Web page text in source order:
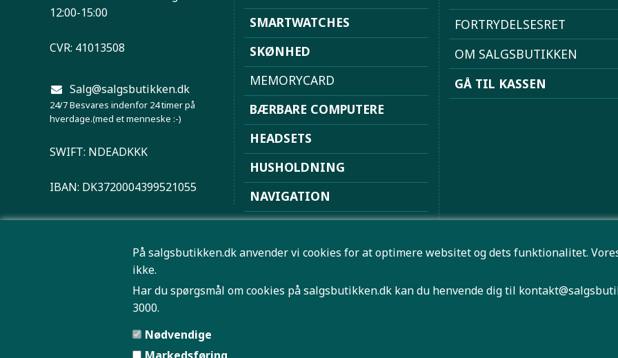
På salgsbutikken.dk anvender vi cookies for at optimere websitet og dets funktionalitet.
ikke.
Har du spørgsmål om cookies på salgsbutikken.dk kan du henvende dig til
3000.
Nødvendige
Markedsføring
12:00-15:00
CVR: 41013508
Salg@salgsbutikken.dk
24/7 Besvares indenfor 24 timer på
hverdage.(med et menneske :-)
SWIFT: NDEADKKK
IBAN: DK3720004399521055
SMARTWATCHES
SKØNHED
MEMORYCARD
BÆRBARE COMPUTERE
HEADSETS
HUSHOLDNING
NAVIGATION
PLAYSTATION
ROBOTSTØVSUGERE
SPORT OG FRITID
FORTRYDELSESRET
OM SALGSBUTIKKEN
GÅ TIL KASSEN